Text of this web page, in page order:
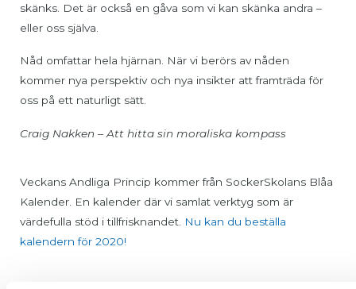
skänks. Det är också en gåva som vi kan skänka andra –
eller oss själva.
Nåd omfattar hela hjärnan. När vi berörs av nåden
kommer nya perspektiv och nya insikter att framträda för
oss på ett naturligt sätt.
Craig Nakken – Att hitta sin moraliska kompass
Veckans Andliga Princip kommer från SockerSkolans Blåa
Kalender. En kalender där vi samlat verktyg som är
värdefulla stöd i tillfrisknandet. Nu kan du beställa
kalendern för 2020!